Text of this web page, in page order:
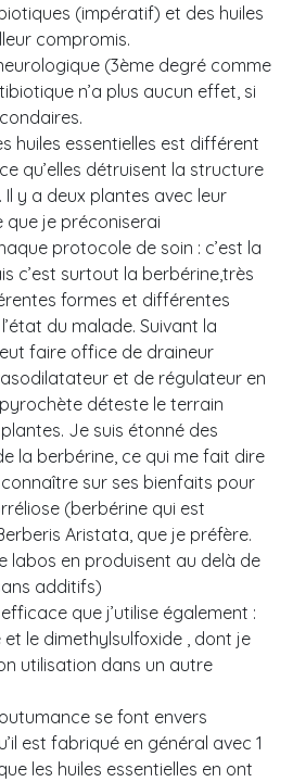
(impératif) et des huiles
compromis.
(3ème degré comme
n’a plus aucun effet, si
huiles essentielles est différent
qu’elles détruisent la structure
y a deux plantes avec leur
que je préconiserai
protocole de soin : c’est la
c’est surtout la berbérine,très
formes et différentes
du malade. Suivant la
faire office de draineur
et de régulateur en
déteste le terrain
Je suis étonné des
la berbérine, ce qui me fait dire
sur ses bienfaits pour
(berbérine qui est
Aristata, que je préfère.
labos en produisent au delà de
additifs)
que j’utilise également :
le dimethylsulfoxide , dont je
utilisation dans un autre
se font envers
est fabriqué en général avec 1
les huiles essentielles en ont